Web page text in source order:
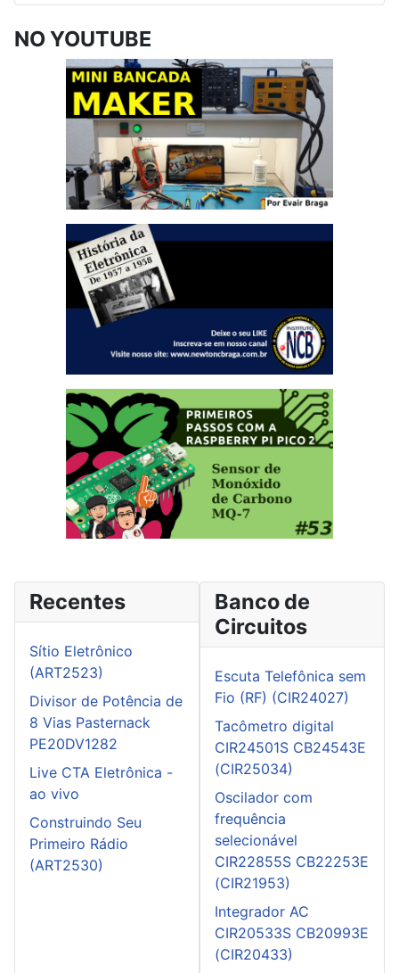
NO YOUTUBE
Recentes
Sítio Eletrônico
(ART2523)
Divisor de Potência de
8 Vias Pasternack
PE20DV1282
Live CTA Eletrônica -
ao vivo
Construindo Seu
Primeiro Rádio
(ART2530)
Banco de
Circuitos
Escuta Telefônica sem
Fio (RF) (CIR24027)
Tacômetro digital
CIR24501S CB24543E
(CIR25034)
Oscilador com
frequência
selecionável
CIR22855S CB22253E
(CIR21953)
Integrador AC
CIR20533S CB20993E
(CIR20433)